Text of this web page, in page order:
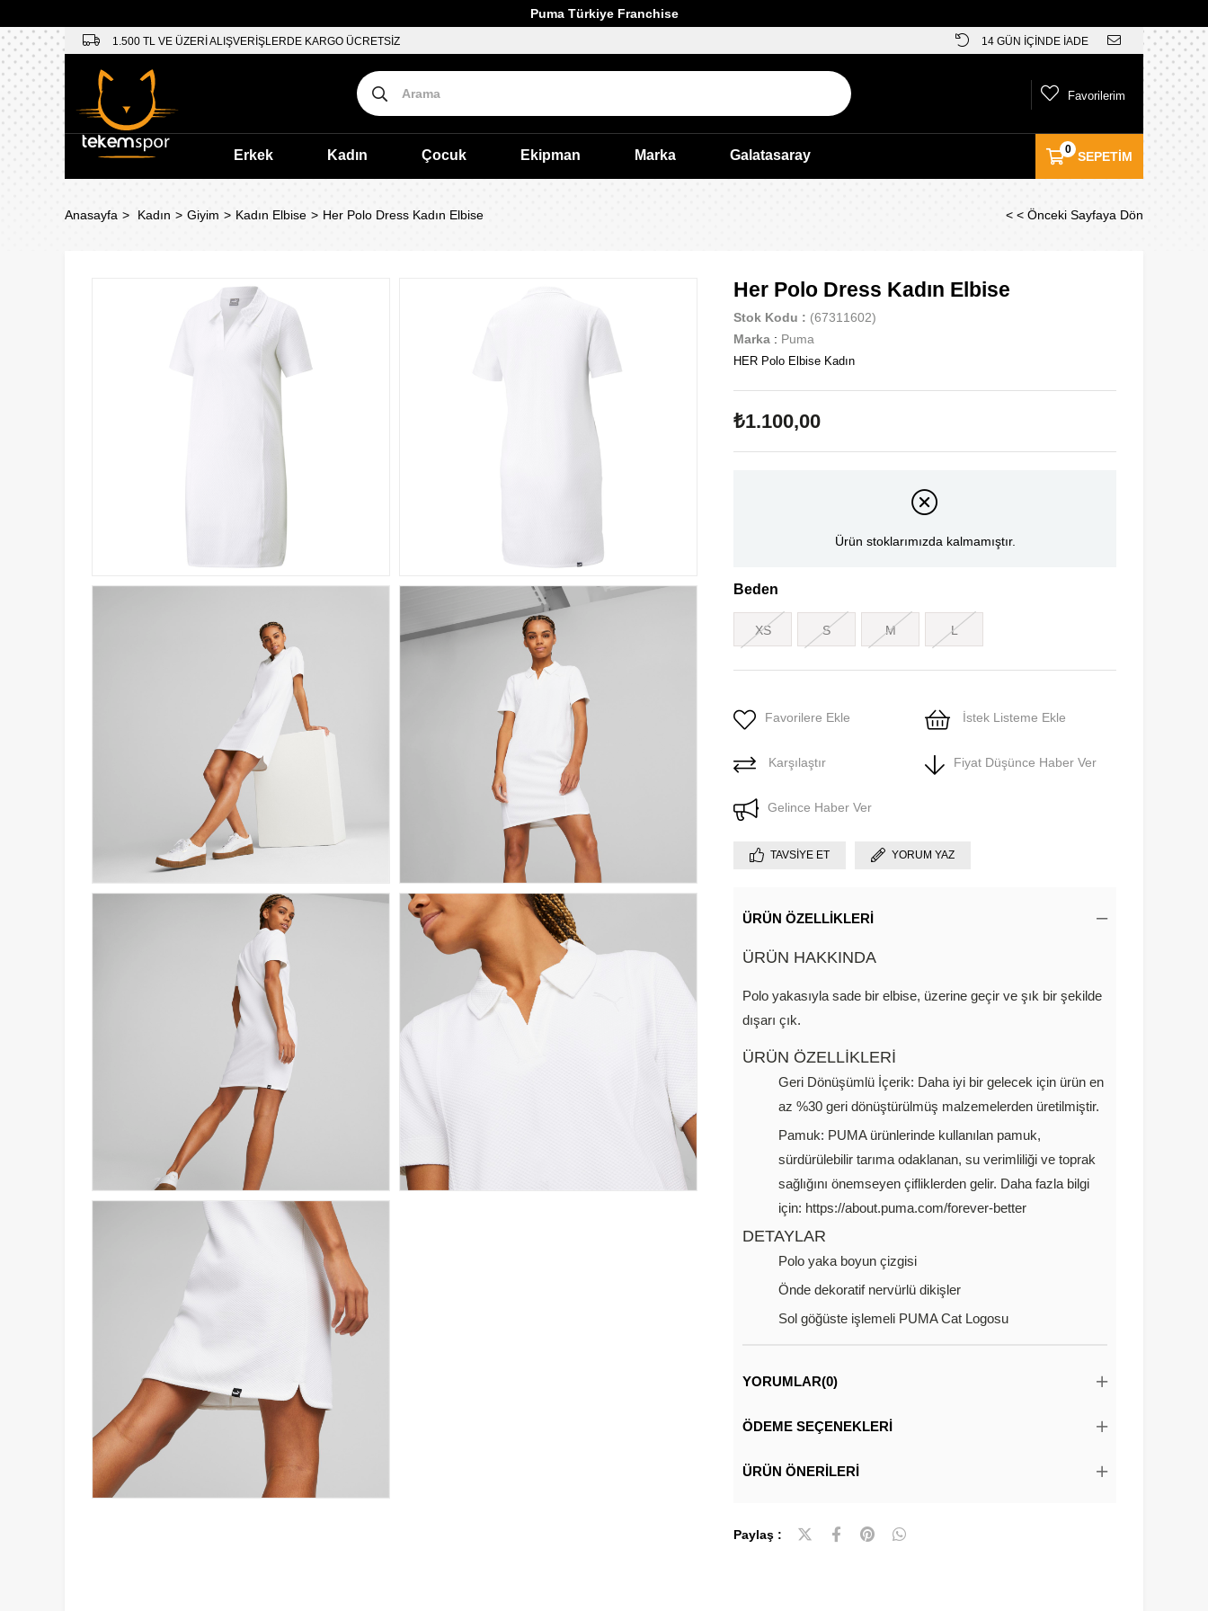
Puma Türkiye Franchise
1.500 TL VE ÜZERİ ALIŞVERİŞLERDE KARGO ÜCRETSİZ 14 GÜN İÇİNDE İADE
SEPETIM
0
Favorilerim
Erkek Kadın Çocuk Ekipman Marka Galatasaray
Anasayfa Kadın Giyim Kadın Elbise Her Polo Dress Kadın Elbise < < Önceki Sayfaya Dön
Her Polo Dress Kadın Elbise
Stok Kodu
(67311602)
Marka : Puma
HER Polo Elbise Kadın
₺1.100,00
Ürün stoklarımızda kalmamıştır.
Beden
XS S M L
Favorilere Ekle İstek Listeme Ekle
Karşılaştır Fiyat Düşünce Haber Ver
Gelince Haber Ver
TAVSIYE ET YORUM YAZ
ÜRÜN ÖZELLIKLERI
ÜRÜN HAKKINDA
Polo yakasıyla sade bir elbise, üzerine geçir ve şık bir şekilde
dışarı çık.
ÜRÜN ÖZELLİKLERİ
Geri Dönüşümlü İçerik: Daha iyi bir gelecek için ürün en
az %30 geri dönüştürülmüş malzemelerden üretilmiştir.
Pamuk: PUMA ürünlerinde kullanılan pamuk,
sürdürülebilir tarıma odaklanan, su verimliliği ve toprak
sağlığını önemseyen çifliklerden gelir. Daha fazla bilgi
için: https://about.puma.com/forever-better
DETAYLAR
Polo yaka boyun çizgisi
Önde dekoratif nervürlü dikişler
Sol göğüste işlemeli PUMA Cat Logosu
YORUMLAR(0)
ÖDEME SEÇENEKLERI
ÜRÜN ÖNERILERI
Paylaş :